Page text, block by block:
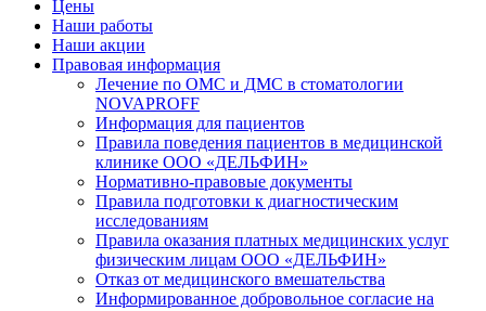
Цены
Наши работы
Наши акции
Правовая информация
Лечение по ОМС и ДМС в стоматологии
NOVAPROFF
Информация для пациентов
Правила поведения пациентов в медицинской
клинике ООО «ДЕЛЬФИН»
Нормативно-правовые документы
Правила подготовки к диагностическим
исследованиям
Правила оказания платных медицинских услуг
физическим лицам ООО «ДЕЛЬФИН»
Отказ от медицинского вмешательства
Информированное добровольное согласие на